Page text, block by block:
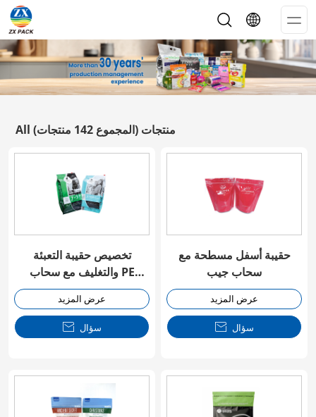
All منتجات (المجموع 142 منتجات)
تخصيص حقيبة التعبئة
والتغليف مع سحاب PE
Slider
عرض المزيد
 سؤال
حقيبة أسفل مسطحة مع
سحاب جيب
عرض المزيد
 سؤال